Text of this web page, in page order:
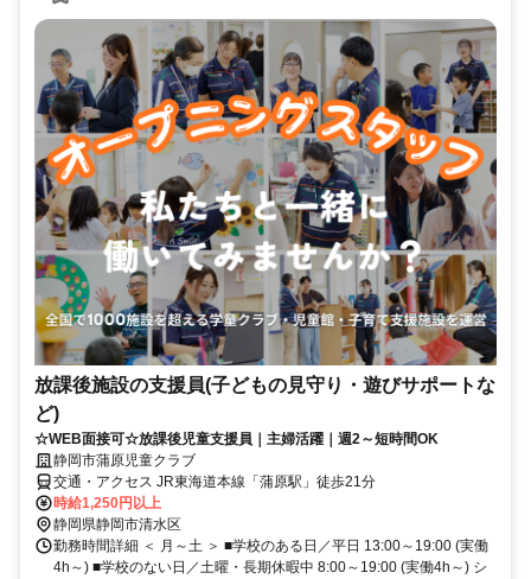
放課後施設の支援員(子どもの見守り・遊びサポートな
ど)
☆WEB面接可☆放課後児童支援員｜主婦活躍｜週2～短時間OK
静岡市蒲原児童クラブ
交通・アクセス JR東海道本線「蒲原駅」徒歩21分
時給1,250円以上
静岡県静岡市清水区
勤務時間詳細 ＜ 月～土 ＞ ■学校のある日／平日 13:00～19:00 (実働
4h～) ■学校のない日／土曜・長期休暇中 8:00～19:00 (実働4h～) シ